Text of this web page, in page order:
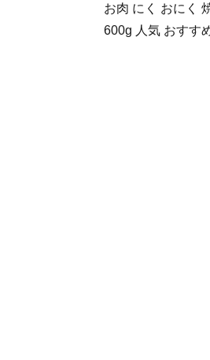
お肉 にく おにく
600g 人気 おすす